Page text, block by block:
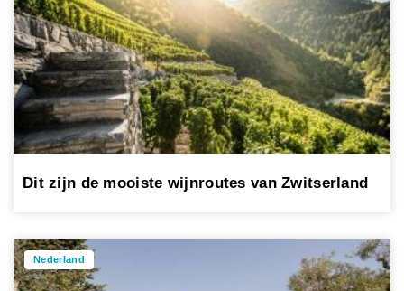
Dit zijn de mooiste wijnroutes van Zwitserland
Nederland